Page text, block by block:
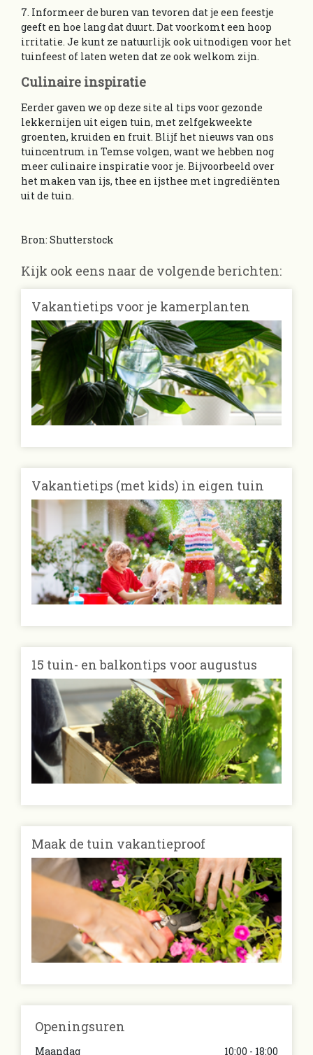
7. Informeer de buren van tevoren dat je een feestje
geeft en hoe lang dat duurt. Dat voorkomt een hoop
irritatie. Je kunt ze natuurlijk ook uitnodigen voor het
tuinfeest of laten weten dat ze ook welkom zijn.
Culinaire inspiratie
Eerder gaven we op deze site al tips voor gezonde
lekkernijen uit eigen tuin, met zelfgekweekte
groenten, kruiden en fruit. Blijf het nieuws van ons
tuincentrum in Temse volgen, want we hebben nog
meer culinaire inspiratie voor je. Bijvoorbeeld over
het maken van ijs, thee en ijsthee met ingrediënten
uit de tuin.
Bron: Shutterstock
Kijk ook eens naar de volgende berichten:
Vakantietips voor je kamerplanten
Vakantietips (met kids) in eigen tuin
15 tuin- en balkontips voor augustus
Maak de tuin vakantieproof
Openingsuren
Maandag
10:00 - 18:00